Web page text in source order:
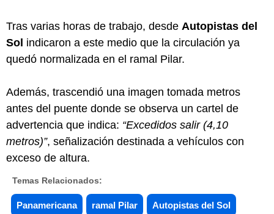
Tras varias horas de trabajo, desde Autopistas del
Sol indicaron a este medio que la circulación ya
quedó normalizada en el ramal Pilar.
Además, trascendió una imagen tomada metros
antes del puente donde se observa un cartel de
advertencia que indica: “Excedidos salir (4,10
metros)”, señalización destinada a vehículos con
exceso de altura.
Temas Relacionados:
Panamericana ramal Pilar Autopistas del Sol